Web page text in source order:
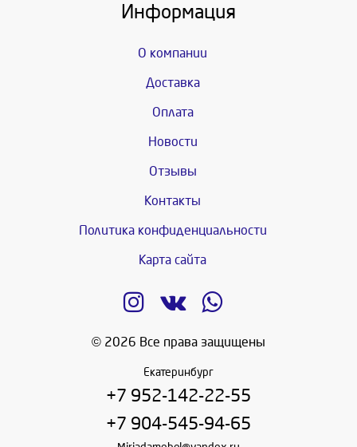
Информация
О компании
Доставка
Оплата
Новости
Отзывы
Контакты
Политика конфиденциальности
Карта сайта
© 2026 Все права защищены
Екатеринбург
+7 952-142-22-55
+7 904-545-94-65